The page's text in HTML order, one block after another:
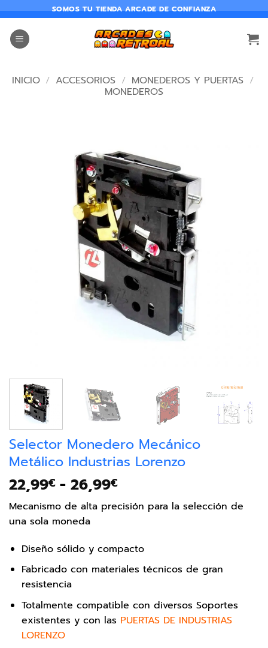
SOMOS TU TIENDA ARCADE DE CONFIANZA
INICIO / ACCESORIOS / MONEDEROS Y PUERTAS /
MONEDEROS
Selector Monedero Mecánico
Metálico Industrias Lorenzo
22,99€ - 26,99€
Mecanismo de alta precisión para la selección de
una sola moneda
Diseño sólido y compacto
Fabricado con materiales técnicos de gran
resistencia
Totalmente compatible con diversos Soportes
existentes y con las PUERTAS DE INDUSTRIAS
LORENZO